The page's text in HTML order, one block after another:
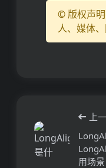
© 版权声
人、媒体
上
用场景